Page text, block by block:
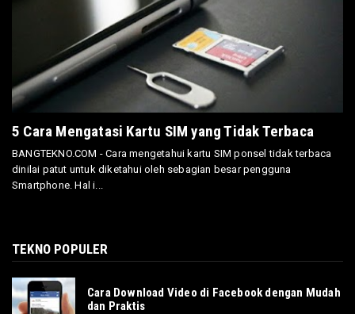
5 Cara Mengatasi Kartu SIM yang Tidak Terbaca
BANGTEKNO.COM - Cara mengetahui kartu SIM ponsel tidak terbaca
dinilai patut untuk diketahui oleh sebagian besar pengguna
Smartphone. Hal i...
TEKNO POPULER
Cara Download Video di Facebook dengan Mudah
dan Praktis